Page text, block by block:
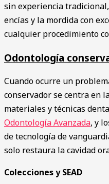
sin experiencia
encías y la mordida con
cualquier procedimiento
Odontología
Cuando ocurre un
conservador se centra en
materiales y técnicas
Odontología Avanzada, y
de tecnología de
solo restaura la cavidad
Colecciones y SEAD